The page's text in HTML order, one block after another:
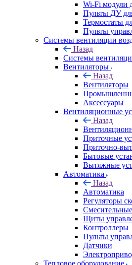
Wi-Fi модули
Пульты ДУ
Термостаты
Пульты
Системы вентиляции
Назад
Системы
Вентиляторы
Назад
Вентиляторы
Аксессуары
Вентиляционные
Назад
Приточные
Приточно-
Бытовые
Вытяжные
Автоматика
Назад
Автоматика
Регуляторы
Щиты
Контроллеры
Пульты
Датчики
Тепловое оборудование